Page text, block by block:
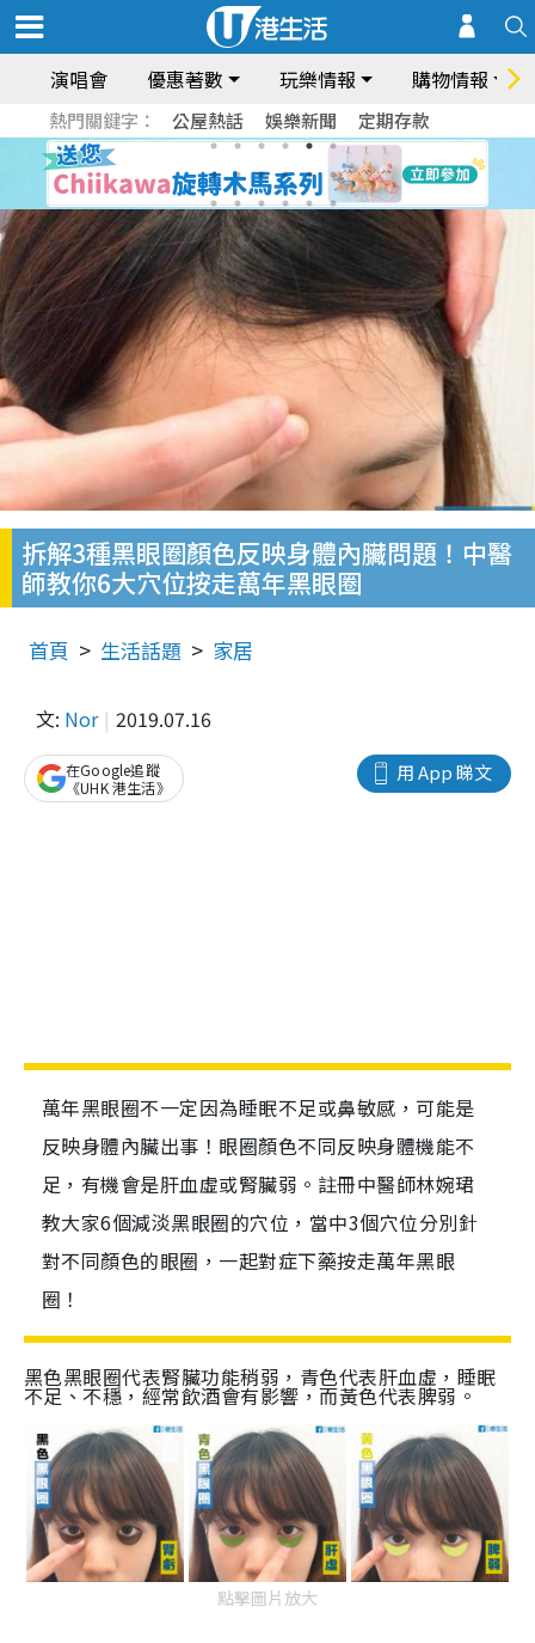
演唱會 優惠著數 玩樂情報 購物情報
熱門關鍵字： 公屋熱話 娛樂新聞 定期存款
拆解3種黑眼圈顏色反映身體內臟問題！中醫
師教你6大穴位按走萬年黑眼圈
首頁 生活話題 家居
文: Nor 2019.07.16
用 App 睇文
在Google追蹤
《UHK 港生活》
萬年黑眼圈不一定因為睡眠不足或鼻敏感，可能是
反映身體內臟出事！眼圈顏色不同反映身體機能不
足，有機會是肝血虛或腎臟弱。註冊中醫師林婉珺
教大家6個減淡黑眼圈的穴位，當中3個穴位分別針
對不同顏色的眼圈，一起對症下藥按走萬年黑眼
圈！
黑色黑眼圈代表腎臟功能稍弱，青色代表肝血虛，睡眠
不足、不穩，經常飲酒會有影響，而黃色代表脾弱。
點擊圖片放大